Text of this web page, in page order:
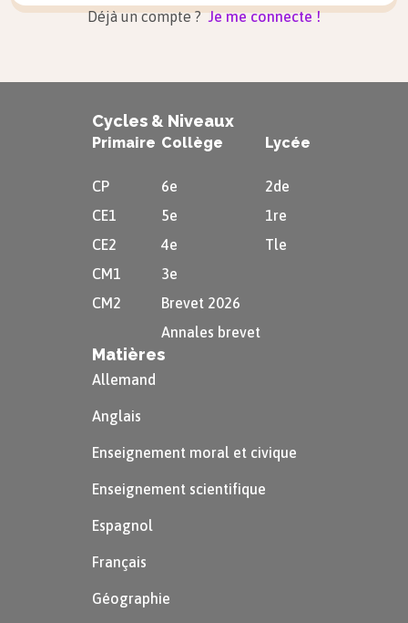
Déjà un compte ? Je me connecte !
Cycles & Niveaux
Primaire
CP
CE1
CE2
CM1
CM2
Collège
6e
5e
4e
3e
Brevet 2026
Annales brevet
Lycée
2de
1re
Tle
Matières
Allemand
Anglais
Enseignement moral et civique
Enseignement scientifique
Espagnol
Français
Géographie